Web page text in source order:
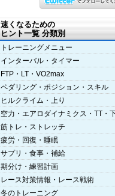
速くなるための
ヒント一覧 分類別
トレーニングメニュー
インターバル・タイマー
FTP・LT・VO2max
ペダリング・ポジション・スキル
ヒルクライム・上り
空力・エアロダイナミクス・TT・
筋トレ・ストレッチ
疲労・回復・睡眠
サプリ・食事・補給
期分け・練習計画
レース対策情報・レース戦術
冬のトレーニング